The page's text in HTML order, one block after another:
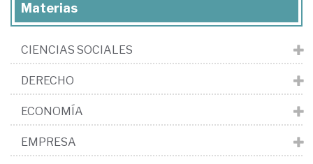
Materias
CIENCIAS SOCIALES
DERECHO
ECONOMÍA
EMPRESA